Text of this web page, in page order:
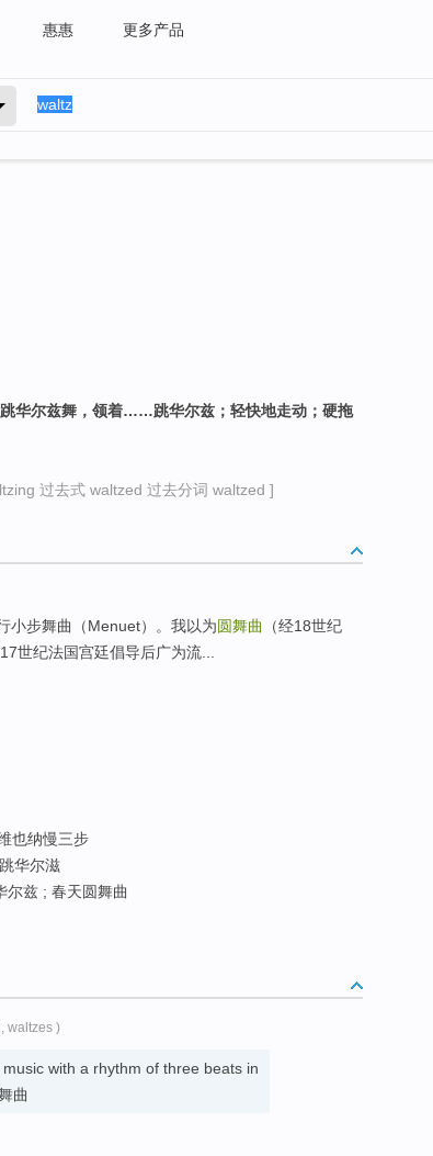
惠惠 更多产品
华尔兹舞，领着……跳华尔兹；轻快地走动；硬拖
过去式 waltzed 过去分词 waltzed ]
小步舞曲（Menuet）。我以为圆舞曲
（经18世纪
世纪法国宫廷倡导后广为流...
也纳慢三步
华尔滋
尔兹 ; 春天圆舞曲
waltzes )
with a rhythm of three beats in
曲